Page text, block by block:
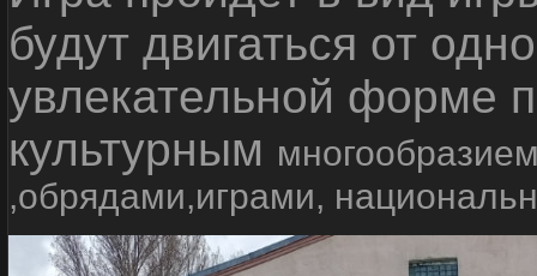
будут двигаться от
увлекательной форме
культурным
,обрядами,играми,